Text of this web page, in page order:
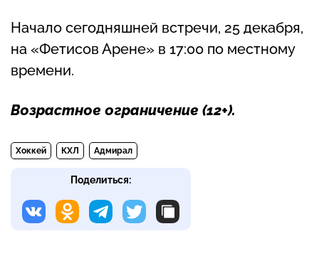
Начало сегодняшней встречи, 25 декабря,
на «Фетисов Арене» в 17:00 по местному
времени.
Возрастное ограничение (12+).
Хоккей КХЛ Адмирал
Поделиться: